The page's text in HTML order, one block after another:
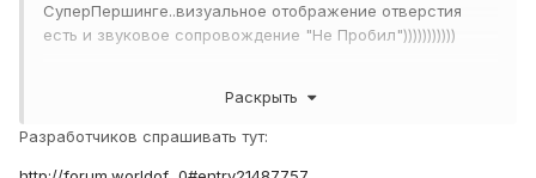
СуперПершинге..визуальное отображение отверстия
есть и звуковое сопровождение "Не Пробил")))))))))))
Раскрыть
Разработчиков спрашивать тут: